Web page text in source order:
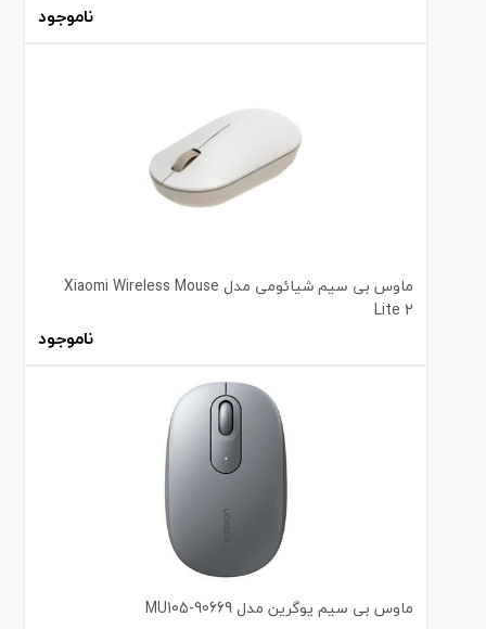
ناموجود
ماوس بی سیم شیائومی مدل Xiaomi Wireless Mouse
Lite 2‎
ناموجود
ماوس بی سیم یوگرین مدل MU105-90669